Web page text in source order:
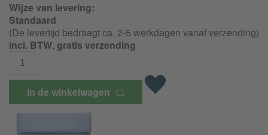
Wijze van levering:
Standaard
(De levertijd bedraagt ca. 2-5 werkdagen vanaf verzending)
incl. BTW, gratis verzending
In de winkelwagen